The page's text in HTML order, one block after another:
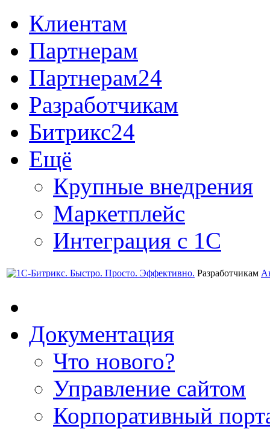
Клиентам
Партнерам
Партнерам24
Разработчикам
Битрикс24
Ещё
Крупные внедрения
Маркетплейс
Интеграция с 1С
Разработчикам
Документация
Что нового?
Управление сайтом
Корпоративный